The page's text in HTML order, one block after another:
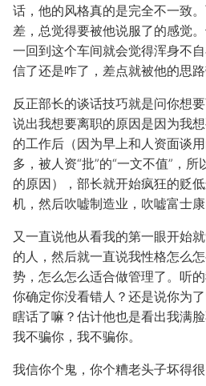
话，他的风格真的是完全不一致
差，总觉得要被他说服了的感觉
一回到这个车间就会觉得浑身不
信了还是咋了，差点就被他的思路
反正部长的谈话技巧就是问你想
说出我想要离职的原因是因为我
的工作后（因为早上和人资面谈
多，被人资“批”的“一文不值”，
的原因），部长就开始疯狂的贬
机，然后吹嘘制造业，吹嘘富士康
又一直说他从看我的第一眼开始
的人，然后就一直说我性格怎么
势，怎么怎么适合做管理了。听
你确定你没看错人？还是说你为
瞎话了嘛？估计他也是看出我满
我不骗你，我不骗你。
我信你个鬼，你个糟老头子坏得很